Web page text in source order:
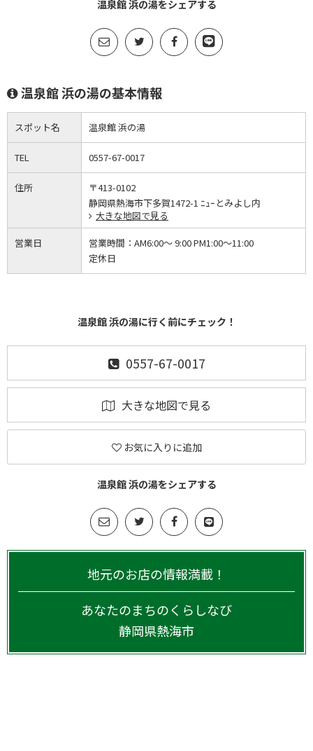
温泉館 浜の湯をシェアする
温泉館 浜の湯の基本情報
スポット名 温泉館 浜の湯
TEL 0557-67-0017
住所
〒413-0102
静岡県熱海市下多賀1472-1 ﾆｭｰとみよし内
大きな地図で見る
営業日 営業時間： AM6:00～ 9:00 PM1:00～11:00
定休日
温泉館 浜の湯に行く前にチェック！
0557-67-0017
大きな地図で見る
お気に入りに追加
温泉館 浜の湯をシェアする
地元のお店の情報満載！
あなたのまちのくらしなび
静岡県熱海市